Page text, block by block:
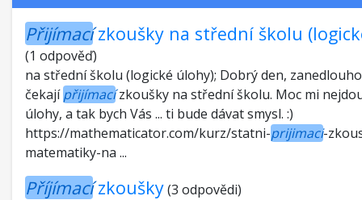
Přijímacízkoušky na střední školu
(1 odpověď)
na střední školu (logické úlohy); Dobrý den,
čekajípřijímacízkoušky na střední školu. Moc mi
úlohy, a tak bych Vás ... ti bude dávat smysl. :)
https://mathematicator.com/kurz/statni-prijimaci-
matematiky-na ...
Příjímacízkoušky(3 odpovědi)